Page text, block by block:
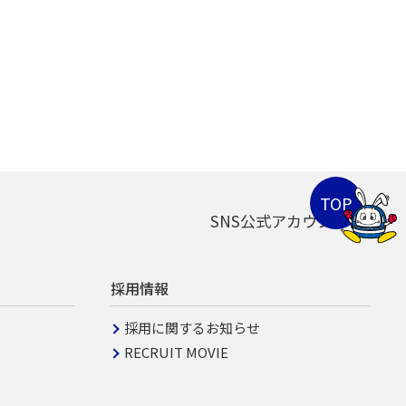
SNS公式アカウント
採用情報
採用に関するお知らせ
RECRUIT MOVIE